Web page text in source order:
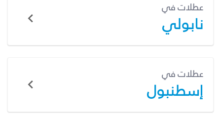
عطلات في
نابولي
عطلات في
إسطنبول